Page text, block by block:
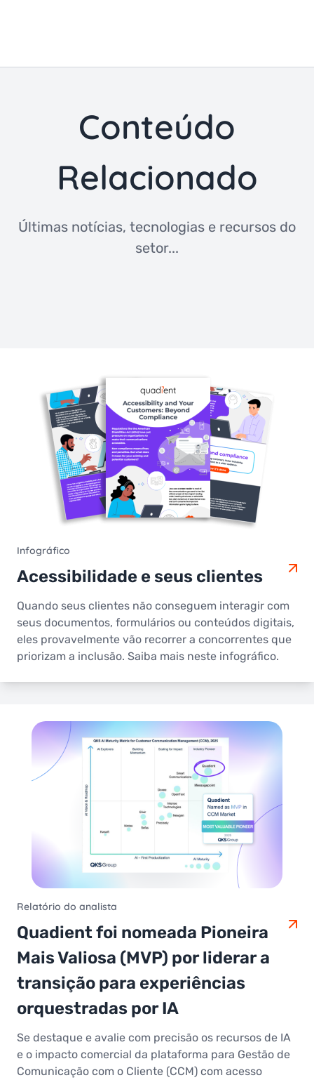
Conteúdo
Relacionado
Últimas notícias, tecnologias e recursos do
setor...
Infográfico
Acessibilidade e seus clientes
Quando seus clientes não conseguem interagir com
seus documentos, formulários ou conteúdos digitais,
eles provavelmente vão recorrer a concorrentes que
priorizam a inclusão. Saiba mais neste infográfico.
Relatório do analista
Quadient foi nomeada Pioneira
Mais Valiosa (MVP) por liderar a
transição para experiências
orquestradas por IA
Se destaque e avalie com precisão os recursos de IA
e o impacto comercial da plataforma para Gestão de
Comunicação com o Cliente (CCM) com acesso